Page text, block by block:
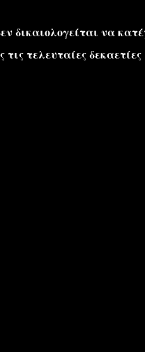
δικαιολογείται να
τελευταίες δεκαετίες